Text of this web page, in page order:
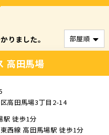
りました。
高田馬場
高田馬場3丁目2-14
駅 徒歩1分
西線 高田馬場駅 徒歩1分